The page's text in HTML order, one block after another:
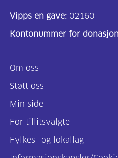
Vipps en gave: 02160
Kontonummer for
Om oss
Støtt oss
Min side
For tillitsvalgte
Fylkes- og lokallag